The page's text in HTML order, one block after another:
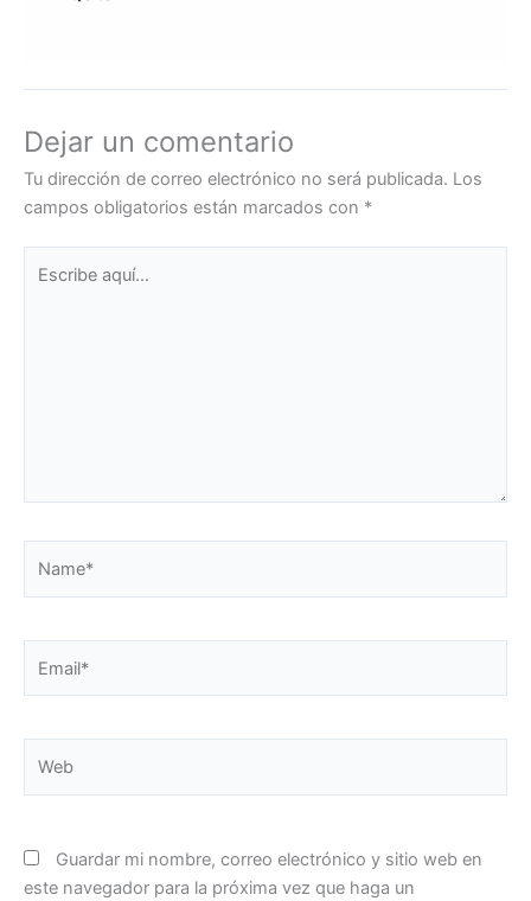
Dejar un comentario
Tu dirección de correo electrónico no será publicada. Los
campos obligatorios están marcados con *
Guardar mi nombre, correo electrónico y sitio web en
este navegador para la próxima vez que haga un